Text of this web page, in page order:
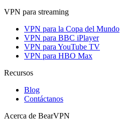
VPN para streaming
VPN para la Copa del Mundo
VPN para BBC iPlayer
VPN para YouTube TV
VPN para HBO Max
Recursos
Blog
Contáctanos
Acerca de BearVPN